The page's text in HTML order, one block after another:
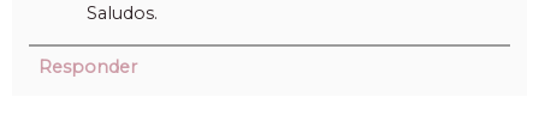
Saludos.
Responder